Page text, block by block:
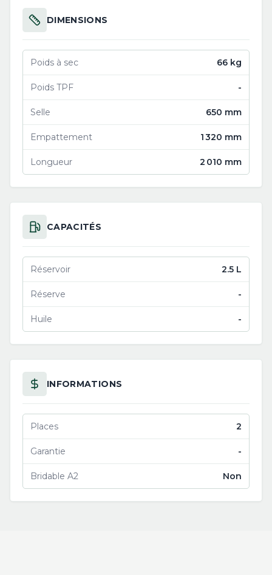
DIMENSIONS
Poids à sec 66 kg
Poids TPF -
Selle 650 mm
Empattement 1 320 mm
Longueur 2 010 mm
CAPACITÉS
Réservoir 2.5 L
Réserve -
Huile -
INFORMATIONS
Places 2
Garantie -
Bridable A2 Non